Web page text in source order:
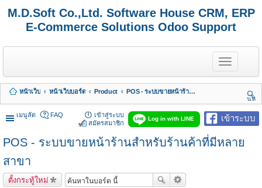
M.D.Soft Co.,Ltd. Software House CRM, ERP
E-Commerce Solutions Odoo Support
T
o
g
e
n
a
i
g
หน้าเว็บ หน้าเว็บบอร์ด Product
POS - ระบบขายหน้าร้านสำหรับร้านค้าที่มีหลายสาขา
นห
า
เมนูลัด
เข้าระบบ
Log in with LINE
FAQ
เข้าสู่ระบบ
สมัครสมาชิก
POS - ระบบขายหน้าร้านสำหรับร้านค้าที่มีหลาย
สาขา
ตั้งกระทู้ใหม่